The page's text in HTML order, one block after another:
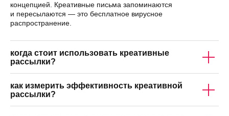
концепцией. Креативные письма запоминаются
и пересылаются — это бесплатное вирусное
распространение.
когда стоит использовать креативные
рассылки?
как измерить эффективность креативной
рассылки?